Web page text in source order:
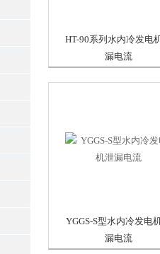
HT-90系列水内冷发电
漏电流
YGGS-S型水内冷发电
漏电流